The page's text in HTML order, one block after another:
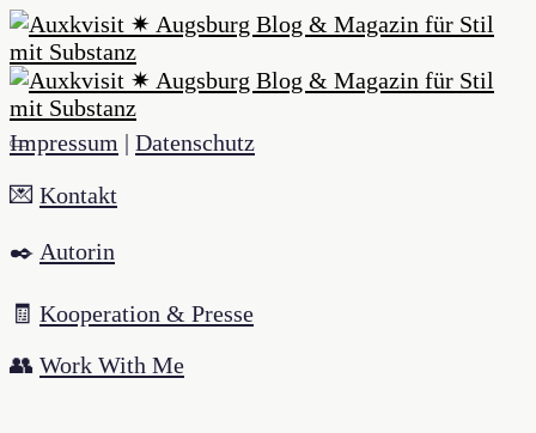
Impressum | Datenschutz
💌 Kontakt
✒️ Autorin
🧾 Kooperation & Presse
👥 Work With Me